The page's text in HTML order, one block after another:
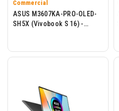
Commercial
ASUS M3607KA-PRO-OLED-
SH5X (Vivobook S 16) -